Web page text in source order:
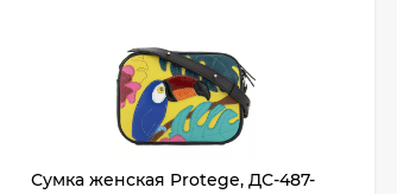
Сумка женская Protege, ДС-487-